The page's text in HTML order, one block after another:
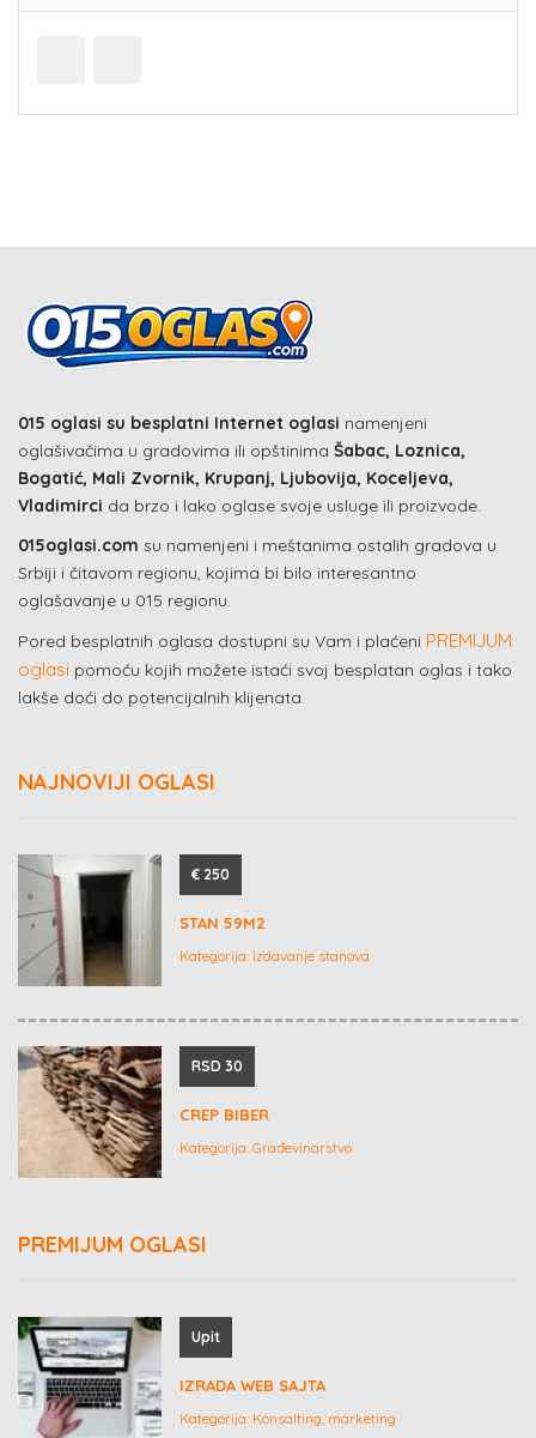
015 oglasi su besplatni Internet oglasi namenjeni
oglašivačima u gradovima ili opštinima Šabac, Loznica,
Bogatić, Mali Zvornik, Krupanj, Ljubovija, Koceljeva,
Vladimirci da brzo i lako oglase svoje usluge ili proizvode.
015oglasi.com su namenjeni i meštanima ostalih gradova u
Srbiji i čitavom regionu, kojima bi bilo interesantno
oglašavanje u 015 regionu.
Pored besplatnih oglasa dostupni su Vam i plaćeni PREMIJUM
oglasi pomoću kojih možete istaći svoj besplatan oglas i tako
lakše doći do potencijalnih klijenata.
NAJNOVIJI OGLASI
€ 250
STAN 59M2
Kategorija: Izdavanje stanova
RSD 30
CREP BIBER
Kategorija: Građevinarstvo
PREMIJUM OGLASI
Upit
IZRADA WEB SAJTA
Kategorija: Konsalting, marketing